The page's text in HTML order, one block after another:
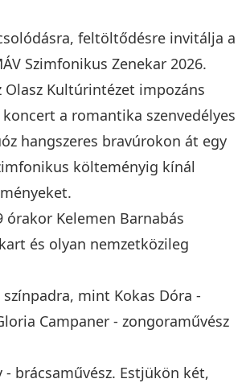
feltöltődésre invitálja a
Szimfonikus Zenekar 2026.
Olasz Kultúrintézet impozáns
a romantika szenvedélyes
hangszeres bravúrokon át egy
költeményig kínál
órakor Kelemen Barnabás
és olyan nemzetközileg
mint Kokas Dóra -
Campaner - zongoraművész
- brácsaművész. Estjükön két,